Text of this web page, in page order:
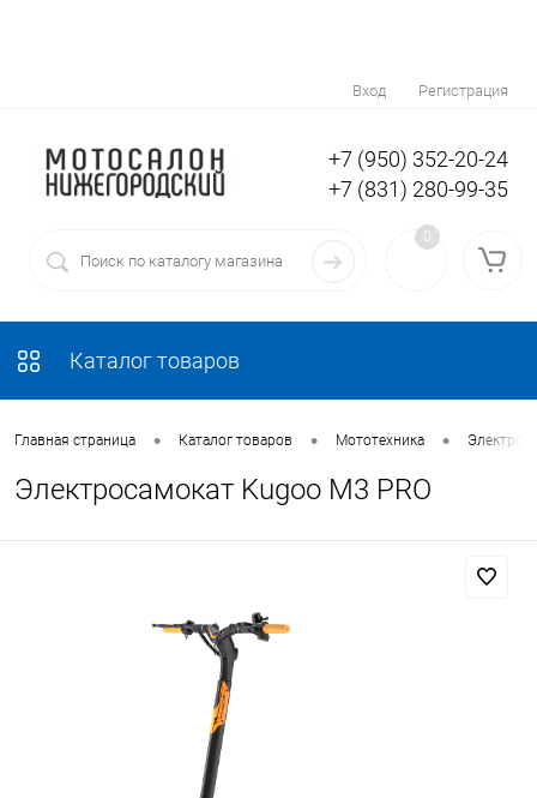
Вход Регистрация
+7 (950) 352-20-24
+7 (831) 280-99-35
0
Каталог товаров
Главная страница • Каталог товаров • Мототехника •
Электросамокат Kugoo M3 PRO